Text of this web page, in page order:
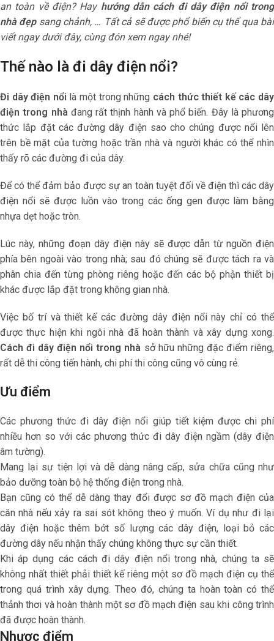
an toàn về điện? Hay hướng dẫn cách đi dây điện nổi trong
nhà đẹpsang chảnh, … Tất cả sẽ được phổ biến cụ thể qua bài
viết ngay dưới đây, cùng đón xem ngay nhé!
Thế nào là đi dây điện nổi?
Đi dây điện nổi là một trong những cách thức thiết kế các dây
điện trong nhà đang rất thịnh hành và phổ biến. Đây là phương
thức lắp đặt các đường dây điện sao cho chúng được nổi lên
trên bề mặt của tường hoặc trần nhà và người khác có thể nhìn
thấy rõ các đường đi của dây.
Để có thể đảm bảo được sự an toàn tuyệt đối về điện thì các dây
điện nổi sẽ được luồn vào trong cácống gen được làm bằng
nhựa dẹt hoặc tròn.
Lúc này, những đoạn dây điện này sẽ được dẫn từ nguồn điện
phía bên ngoài vào trong nhà; sau đó chúng sẽ được tách ra và
phân chia đến từng phòng riêng hoặc đến các bộ phận thiết bị
khác được lắp đặt trong không gian nhà.
Việc bố trí và thiết kế các đường dây điện nổi này chỉ có thể
được thực hiện khi ngôi nhà đã hoàn thành và xây dựng xong.
Cách đi dây điện nổi trong nhà sở hữu những đặc điểm riêng,
rất dễ thi công tiến hành, chi phí thi công cũng vô cùng rẻ.
Ưu điểm
Các phương thức đi dây điện nổi giúp tiết kiệm được chi phí
nhiều hơn so với các phương thức đi dây điện ngầm (dây điện
âm tường).
Mang lại sự tiện lợi và dễ dàng nâng cấp, sửa chữa cũng như
bảo dưỡng toàn bộ hệ thống điện trong nhà.
Bạn cũng có thể dễ dàng thay đổi được sơ đồ mạch điện của
căn nhà nếu xảy ra sai sót không theo ý muốn. Ví dụ như đi lại
dây điện hoặc thêm bớt số lượng các dây điện, loại bỏ các
đường dây nếu nhận thấy chúng không thực sự cần thiết.
Khi áp dụng các cách đi dây điện nổi trong nhà, chúng ta sẽ
không nhất thiết phải thiết kế riêng một sơ đồ mạch điện cụ thể
trong quá trình xây dựng. Theo đó, chúng ta hoàn toàn có thể
thảnh thơi và hoàn thành một sơ đồ mạch điện sau khi công trình
đã được hoàn thành.
Nhược điểm